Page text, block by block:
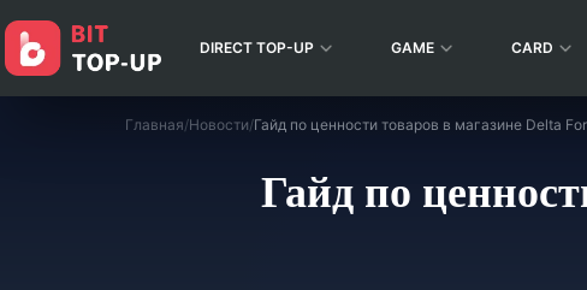
DIRECT TOP-UP GAME CARD
Главная/Новости/
Гайд по